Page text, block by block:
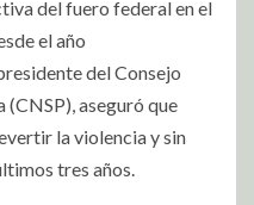
del fuero federal en el
el año
del Consejo
aseguró que
la violencia y sin
tres años.